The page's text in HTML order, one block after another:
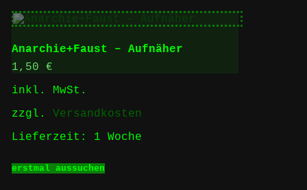
mehrere
Varianten
auf.
Die
Produktseite
werden
Anarchie+Faust – Aufnäher
1,50 €
inkl. MwSt.
zzgl. Versandkosten
Lieferzeit: 1 Woche
erstmal aussuchenProdukt